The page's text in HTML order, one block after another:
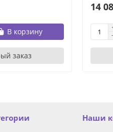
В корзину
заказ
14
Наши